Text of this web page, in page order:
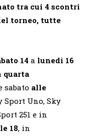
tra cui 4 scontri
torneo, tutte
14 a lunedì 16
quarta
sabato alle
Sport Uno, Sky
251 e in
18, in